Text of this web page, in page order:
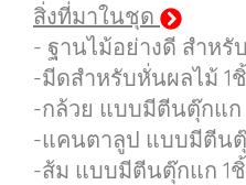
สิ่งที่มาในชุด
- ฐานไม้อย่างดี สำหรั
-มีดสำหรับหั่นผลไม้ 1
-กล้วย แบบมีตีนตุ๊กแก
-แคนตาลูป แบบมีตีน
-ส้ม แบบมีตีนตุ๊กแก 1